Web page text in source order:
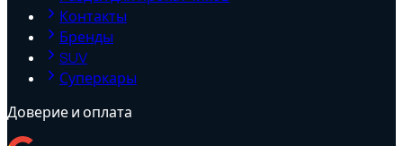
Контакты
Бренды
SUV
Суперкары
Доверие и оплата